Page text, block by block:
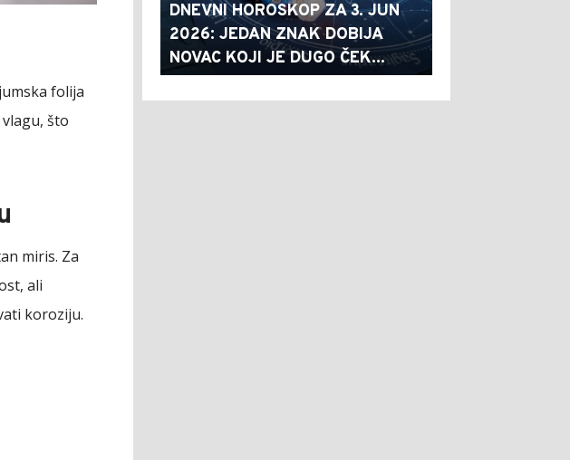
folija
što
miris. Za
ali
koroziju.
DNEVNI HOROSKOP ZA 3. JUN
2026: JEDAN ZNAK DOBIJA
NOVAC KOJI JE DUGO ČEK...